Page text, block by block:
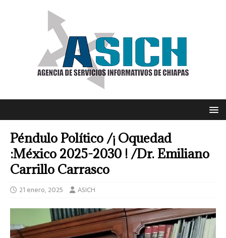
Péndulo Político /¡ Oquedad
:México 2025-2030 ! /Dr. Emiliano
Carrillo Carrasco
21 enero, 2025 ASICH